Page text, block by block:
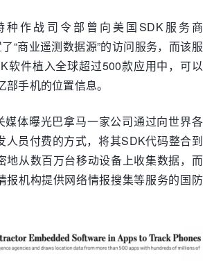
种作战司令部曾向美国SDK服务商
“商业遥测数据源”的访问服务，而该服
软件植入全球超过500款应用中，可以
手机的位置信息。
媒体曝光巴拿马一家公司通过向世界各
人员付费的方式，将其SDK代码整合到
地从数百万台移动设备上收集数据，而
报机构提供网络情报搜集等服务的国防